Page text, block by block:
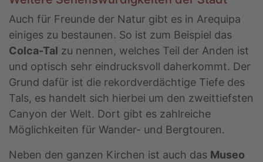
Auch für Freunde der Natur gibt es in Arequipa
einiges zu bestaunen. So ist zum Beispiel das
Colca-Tal zu nennen, welches Teil der Anden ist
und optisch sehr eindrucksvoll daherkommt. Der
Grund dafür ist die rekordverdächtige Tiefe des
Tals, es handelt sich hierbei um den zweittiefsten
Canyon der Welt. Dort gibt es zahlreiche
Möglichkeiten für Wander- und Bergtouren.
Neben den ganzen Kirchen ist auch das Museo